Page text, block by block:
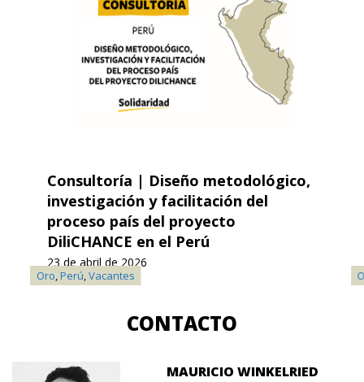
TéPerú ,Vacantes
Consultoría | Diseño metodológico,
investigación y facilitación del
proceso país del proyecto
DiliCHANCE en el Perú
23 de abril de 2026
CONTACTO
MAURICIO WINKELRIED